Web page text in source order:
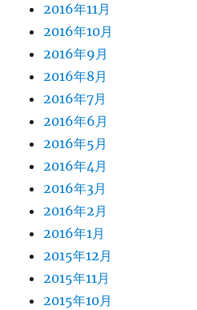
2016年11月
2016年10月
2016年9月
2016年8月
2016年7月
2016年6月
2016年5月
2016年4月
2016年3月
2016年2月
2016年1月
2015年12月
2015年11月
2015年10月